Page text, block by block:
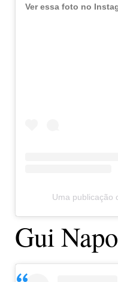
Ver essa foto no
Uma publicação
Gui